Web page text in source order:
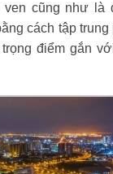
ven cũng như là
cách tập trung
điểm gắn